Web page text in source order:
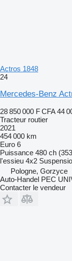
Actros 1848
24
Mercedes-Benz
28 850 000 F CFA 44
Tracteur routier
2021
454 000 km
Euro 6
Puissance 480 ch
l'essieu 4x2
Pologne, Gorzyce
Auto-Handel PEC
Contacter le vendeur